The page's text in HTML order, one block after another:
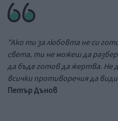
"Ако ти за любовта не си
света, ти не можеш да
да бъде готов да жертва. Не
всички противоречия да
Петър Дънов